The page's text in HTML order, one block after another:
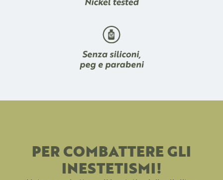
PER COMBATTERE GLI
INESTETISMI!